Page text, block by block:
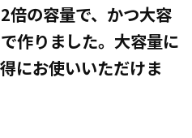
の容量で、かつ大容
作りました。大容量に
にお使いいただけま